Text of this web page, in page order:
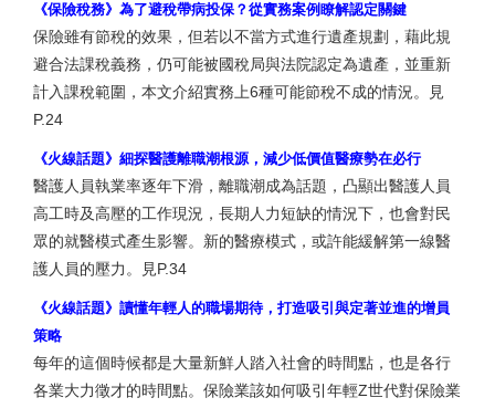
《保險稅務》為了避稅帶病投保？從實務案例瞭解認定關鍵
保險雖有節稅的效果，但若以不當方式進行遺產規劃，藉此規
避合法課稅義務，仍可能被國稅局與法院認定為遺產，並重新
計入課稅範圍，本文介紹實務上6種可能節稅不成的情況。見
P.24
《火線話題》細探醫護離職潮根源，減少低價值醫療勢在必行
醫護人員執業率逐年下滑，離職潮成為話題，凸顯出醫護人員
高工時及高壓的工作現況，長期人力短缺的情況下，也會對民
眾的就醫模式產生影響。新的醫療模式，或許能緩解第一線醫
護人員的壓力。見P.34
《火線話題》讀懂年輕人的職場期待，打造吸引與定著並進的增員
策略
每年的這個時候都是大量新鮮人踏入社會的時間點，也是各行
各業大力徵才的時間點。保險業該如何吸引年輕Z世代對保險業